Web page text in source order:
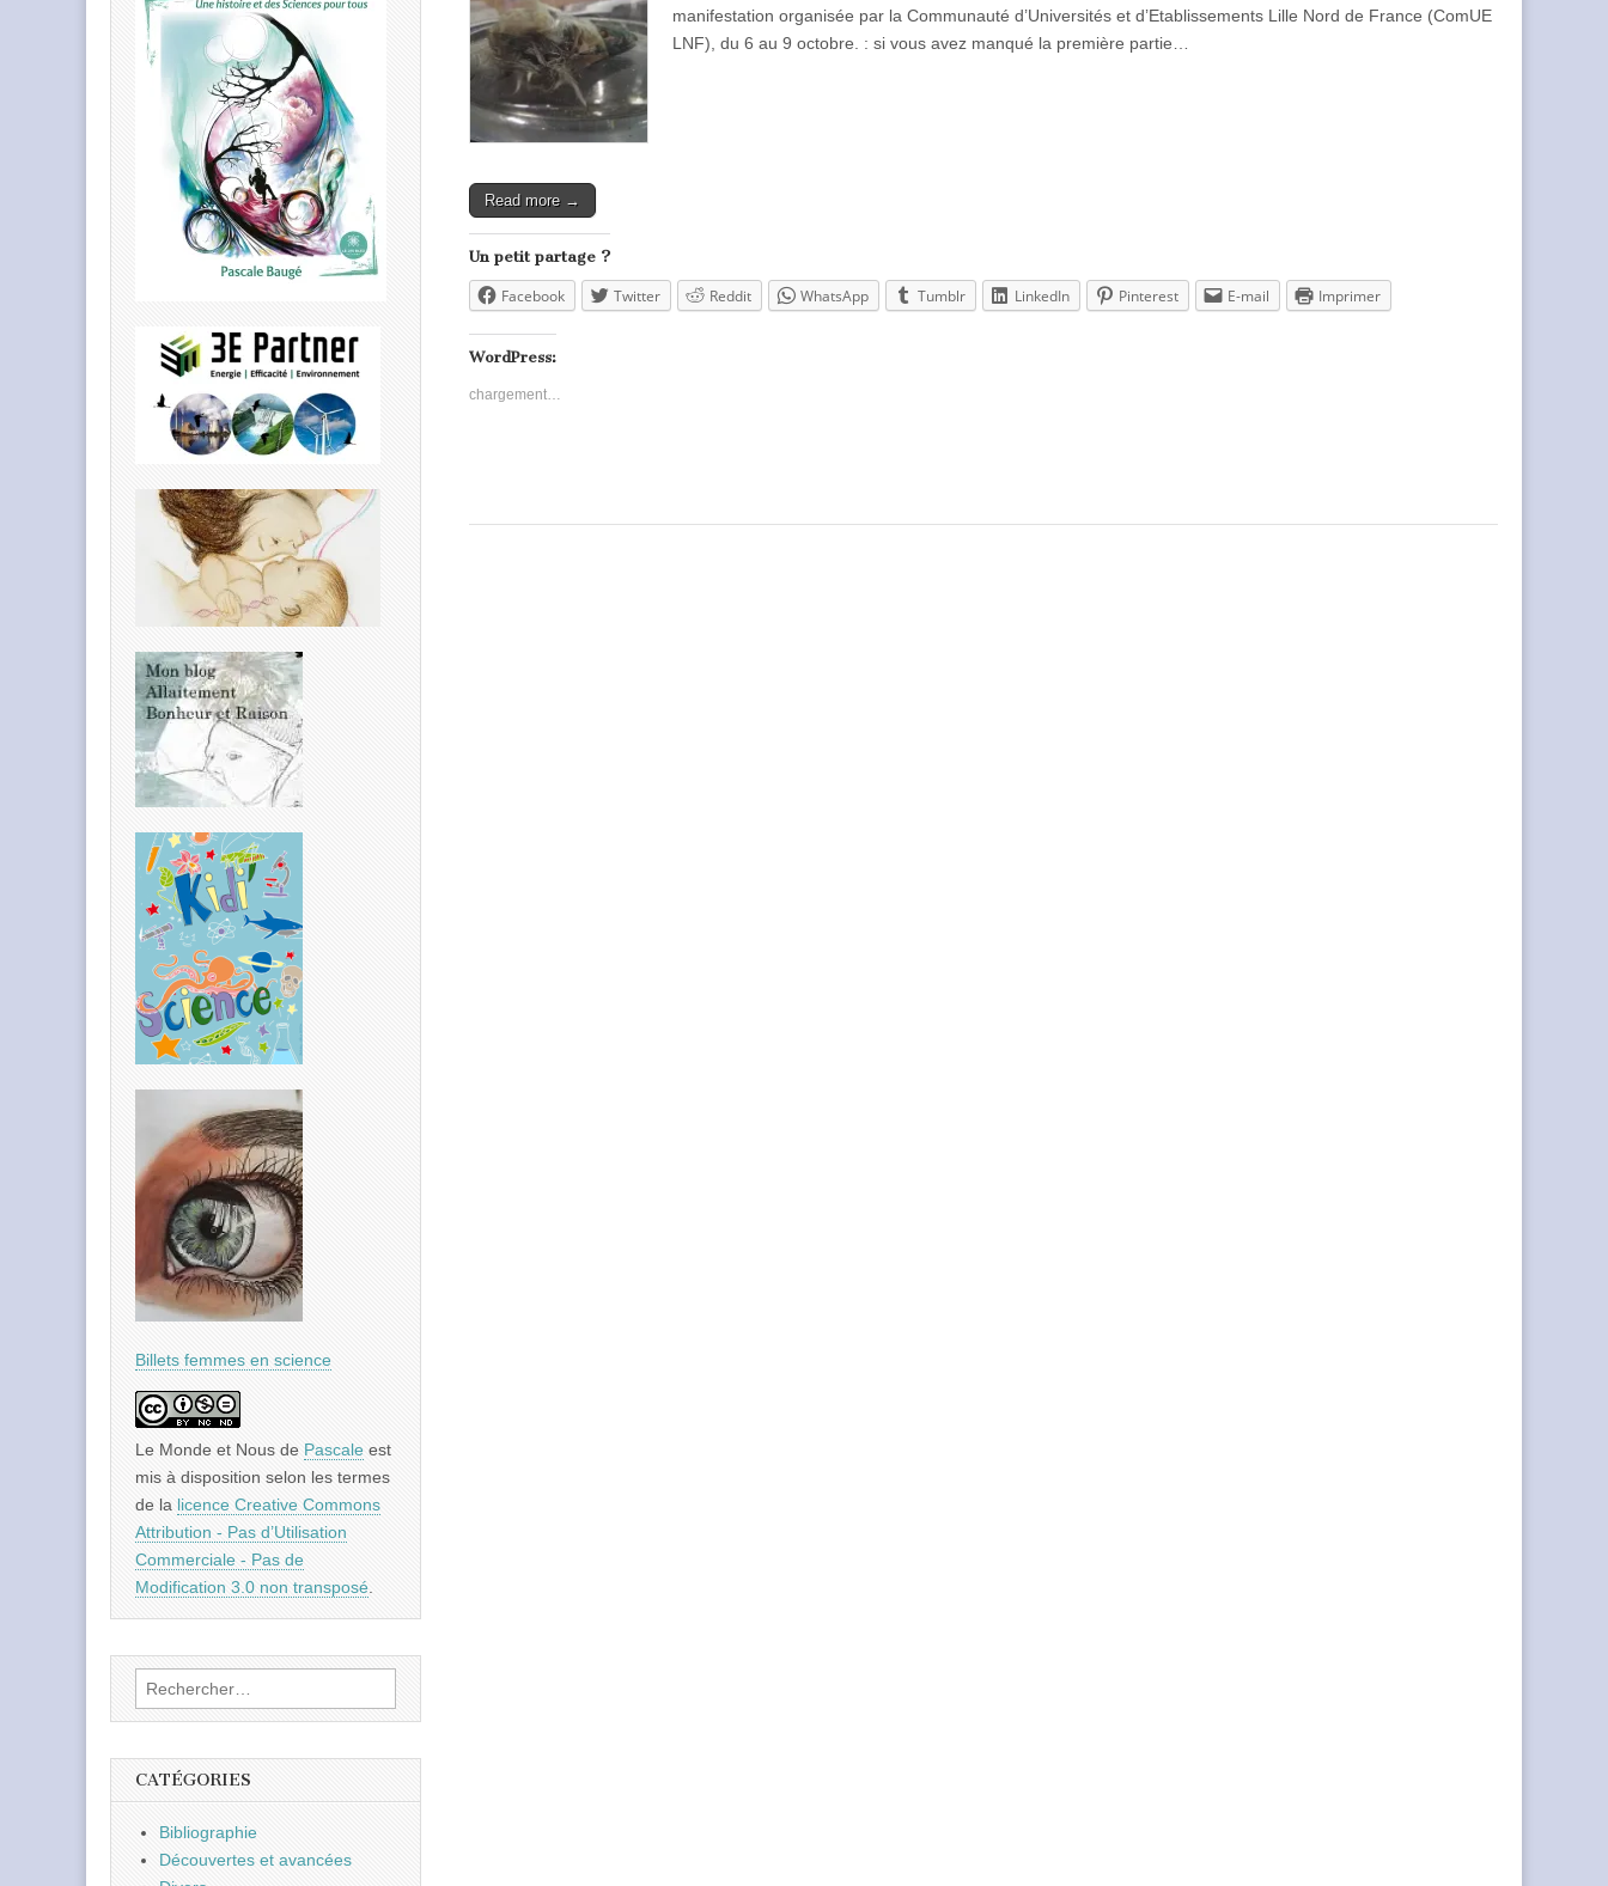
manifestation organisée par la Communauté d’Universités et d’Etablissements Lille Nord de France (ComUE
LNF), du 6 au 9 octobre. : si vous avez manqué la première partie…
Read more →
Un petit partage ?
Facebook Twitter Reddit WhatsApp Tumblr LinkedIn Pinterest E-mail Imprimer
WordPress:
chargement…
Billets femmes en science
Le Monde et Nous de Pascale est
mis à disposition selon les termes
de la licence Creative Commons
Attribution - Pas d’Utilisation
Commerciale - Pas de
Modification 3.0 non transposé.
Rechercher :
CATÉGORIES
Bibliographie
Découvertes et avancées